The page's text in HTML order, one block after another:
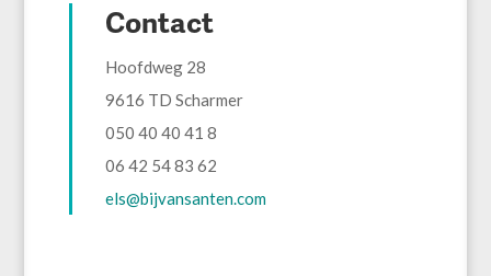
Contact
Hoofdweg 28
9616 TD Scharmer
050 40 40 41 8
06 42 54 83 62
els@bijvansanten.com